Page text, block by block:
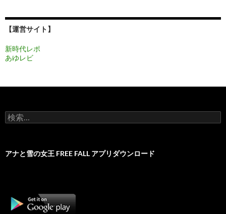
ョ
ン
【運営サイト】
新時代レポ
あゆレビ
検
索:
アナと雪の女王 FREE FALL アプリダウンロード